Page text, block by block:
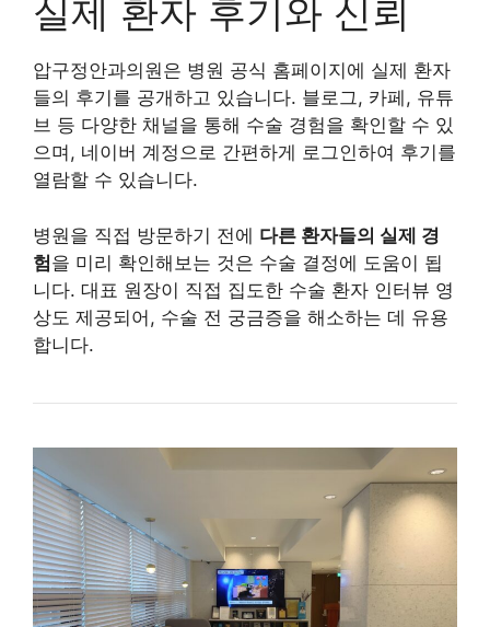
실제 환자 후기와 신뢰
압구정안과의원은 병원 공식 홈페이지에 실제 환자
들의 후기를 공개하고 있습니다. 블로그, 카페, 유튜
브 등 다양한 채널을 통해 수술 경험을 확인할 수 있
으며, 네이버 계정으로 간편하게 로그인하여 후기를
열람할 수 있습니다.
병원을 직접 방문하기 전에 다른 환자들의 실제 경
험을 미리 확인해보는 것은 수술 결정에 도움이 됩
니다. 대표 원장이 직접 집도한 수술 환자 인터뷰 영
상도 제공되어, 수술 전 궁금증을 해소하는 데 유용
합니다.